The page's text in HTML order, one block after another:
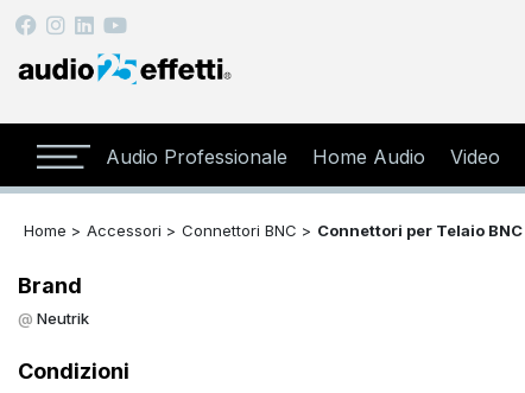
Audio Professionale Home Audio Video
Home > Accessori > Connettori BNC > Connettori per Telaio BNC
Brand
Neutrik
Condizioni